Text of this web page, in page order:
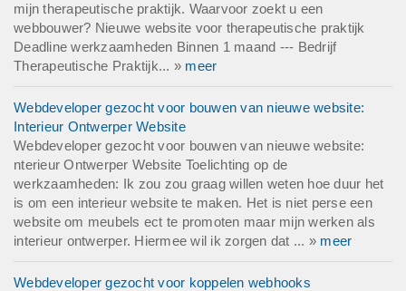
mijn therapeutische praktijk. Waarvoor zoekt u een
webbouwer? Nieuwe website voor therapeutische praktijk
Deadline werkzaamheden Binnen 1 maand --- Bedrijf
Therapeutische Praktijk... » meer
Webdeveloper gezocht voor bouwen van nieuwe website:
Interieur Ontwerper Website
Webdeveloper gezocht voor bouwen van nieuwe website:
nterieur Ontwerper Website Toelichting op de
werkzaamheden: Ik zou zou graag willen weten hoe duur het
is om een interieur website te maken. Het is niet perse een
website om meubels ect te promoten maar mijn werken als
interieur ontwerper. Hiermee wil ik zorgen dat ... » meer
Webdeveloper gezocht voor koppelen webhooks